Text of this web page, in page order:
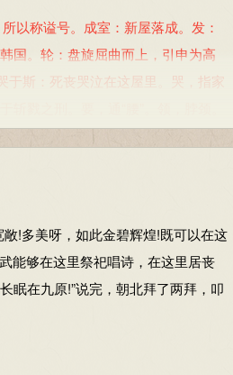
称谥号。成室：新屋落成。发：
国。轮：盘旋屈曲而上，引申为高
斯：死丧哭泣在这屋里。哭，指家
戮之刑。要，通“腰”。领，脖颈。
卿。九京：当作“九原”。晋国卿大
：拱手礼两次。稽首：叩头到
立场。
!多美呀，如此金碧辉煌!既可以在这
能够在这里祭祀唱诗，在这里居丧
眠在九原!”说完，朝北拜了两拜，叩